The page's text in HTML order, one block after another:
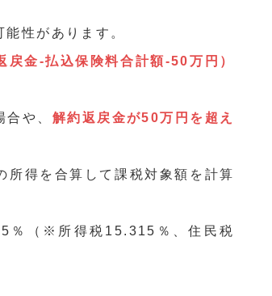
性があります。
戻金-払込保険料合計額-50万円）
や、 解約返戻金が50万円を超え
所得を合算して課税対象額を計算
％（※所得税15.315％、住民税